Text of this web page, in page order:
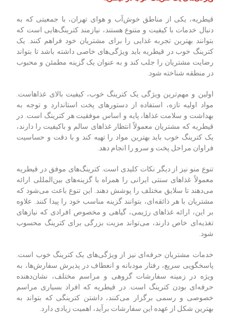
قیطریه، یکی از مناطق خوش‌آب و هوای تهران، با جمعیتی که به
دنبال خدمات با کیفیت و متنوع هستند، نیازمند کترینگ‌هایی است که
بتوانند بهترین تجربه غذایی را برای مشتریان خود فراهم کنند. یک
کترینگ خوب در قیطریه باید ویژگی‌های خاصی داشته باشد تا بتواند
رضایت مشتریان را جلب کند و به عنوان یک گزینه مطمئن و محبوب
در منطقه شناخته شود.
اولین و مهم‌ترین ویژگی یک کترینگ خوب، کیفیت بالای غذاهاست.
مواد اولیه تازه، استفاده از دستورهای پخت استاندارد و توجه به
بهداشت و سلامت غذاها، پایه و اساس موفقیت هر کترینگ است. در
قیطریه که مشتریان معمولاً انتظار غذاهای سالم و باکیفیت را دارند،
یک کترینگ خوب باید بهترین مواد را تهیه کند و با دقت و حساسیت
فراوان مراحل پخت و سرو را انجام دهد.
تنوع منو نیز از دیگر نکات کلیدی است. کترینگ‌های موفق در قیطریه
معمولاً غذاهای سنتی ایرانی را همراه با گزینه‌های بین‌المللی ارائه
می‌دهند تا سلایق مختلف را پوشش دهند. این تنوع باعث می‌شود که
مشتریان با هر ذائقه‌ای، بتوانند گزینه مناسب خود را پیدا کنند. علاوه
بر این، ارائه غذاهای رژیمی، گیاهی و مخصوص افرادی که نیازهای
تغذیه‌ای خاص دارند، می‌تواند مزیت بزرگی برای کترینگ محسوب
شود.
خدمات مشتریان حرفه‌ای نیز از ویژگی‌های یک کترینگ خوب است.
پاسخگویی سریع، رفتار مودبانه و انعطاف در پذیرش سفارش‌ها، به
ویژه در زمینه سفارشات گروهی و مراسم مختلف، نشان‌دهنده
حرفه‌ای بودن کترینگ است. در قیطریه که افراد بسیاری مراسم
خصوصی و رسمی برگزار می‌کنند، داشتن کترینگی که بتواند به
بهترین شکل از عهده این سفارشات برآید، اهمیت زیادی دارد.